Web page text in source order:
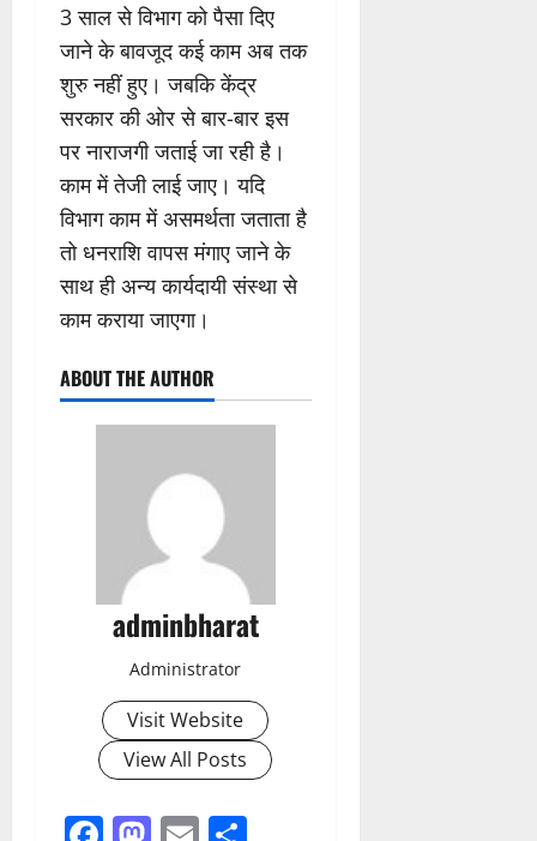
3 साल से विभाग को पैसा दिए
जाने के बावजूद कई काम अब तक
शुरु नहीं हुए। जबकि केंद्र
सरकार की ओर से बार-बार इस
पर नाराजगी जताई जा रही है।
काम में तेजी लाई जाए। यदि
विभाग काम में असमर्थता जताता है
तो धनराशि वापस मंगाए जाने के
साथ ही अन्य कार्यदायी संस्था से
काम कराया जाएगा।
ABOUT THE AUTHOR
adminbharat
Administrator
Visit Website
View All Posts